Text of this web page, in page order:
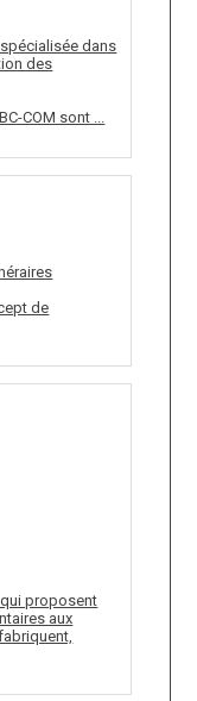
spécialisée dans
des
COM sont ...
de
proposent
aux